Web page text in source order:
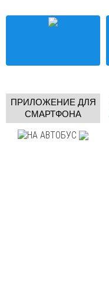
ПРИЛОЖЕНИЕ ДЛЯ
СМАРТФОНА